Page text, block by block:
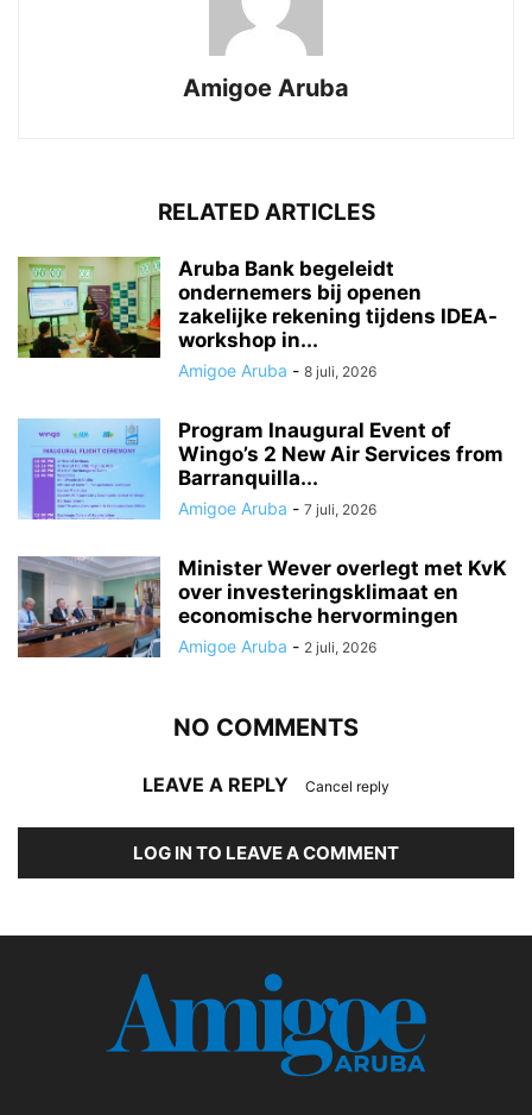
Amigoe Aruba
RELATED ARTICLES
Aruba Bank begeleidt
ondernemers bij openen
zakelijke rekening tijdens IDEA-
workshop in...
Amigoe Aruba - 8 juli, 2026
Program Inaugural Event of
Wingo’s 2 New Air Services from
Barranquilla...
Amigoe Aruba - 7 juli, 2026
Minister Wever overlegt met KvK
over investeringsklimaat en
economische hervormingen
Amigoe Aruba - 2 juli, 2026
NO COMMENTS
LEAVE A REPLY Cancel reply
LOG IN TO LEAVE A COMMENT